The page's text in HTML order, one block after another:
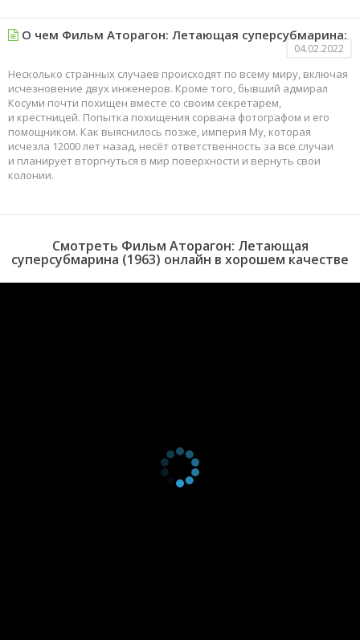
О чем Фильм Аторагон: Летающая суперсубмарина:
04.02.2022
Несколько странных случаев происходят по всему миру, включая
исчезновение двух инженеров. Кроме того, бывший адмирал
Косуми почти похищен вместе со своим секретарем,
и крестницей. Попытка похищения сорвана фотографом и его
помощником. Как выяснилось позже, империя Му, которая
исчезла 12000 лет назад, несёт ответственность за все случаи
и планирует вторгнуться в мир поверхности и вернуть свои
колонии.
Смотреть Фильм Аторагон: Летающая
суперсубмарина (1963) онлайн в хорошем качестве